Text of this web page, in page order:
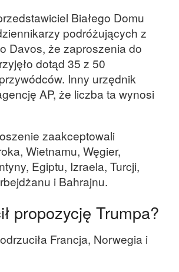
Białego Domu
podróżujących z
Davos, że zaproszenia do
dotąd 35 z 50
Inny urzędnik
AP, że liczba ta wynosi
zaakceptowali
Wietnamu, Węgier,
Egiptu, Izraela, Turcji,
i Bahrajnu.
propozycję Trumpa?
Francja, Norwegia i